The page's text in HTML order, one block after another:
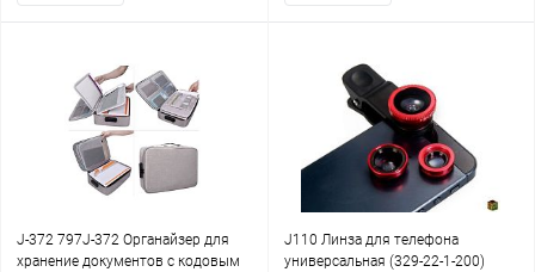
J-372 797J-372 Органайзер для
хранение документов с кодовым
J110 Линза для телефона
универсальная (329-22-1-200)